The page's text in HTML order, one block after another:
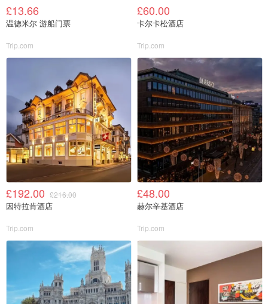
£13.66
温德米尔 游船门票
Trip.com
£60.00
卡尔卡松酒店
Trip.com
£192.00 £216.00
因特拉肯酒店
Trip.com
£48.00
赫尔辛基酒店
Trip.com